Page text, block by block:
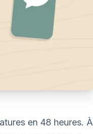
en 48 heures. À